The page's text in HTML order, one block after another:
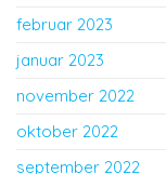
februar 2023
januar 2023
november 2022
oktober 2022
september 2022